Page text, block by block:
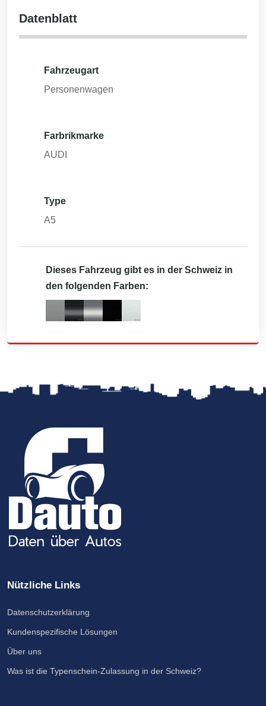
Datenblatt
Fahrzeugart
Personenwagen
Farbrikmarke
AUDI
Type
A5
Dieses Fahrzeug gibt es in der Schweiz in
den folgenden Farben:
Nützliche Links
Datenschutzerklärung
Kundenspezifische Lösungen
Über uns
Was ist die Typenschein-Zulassung in der Schweiz?